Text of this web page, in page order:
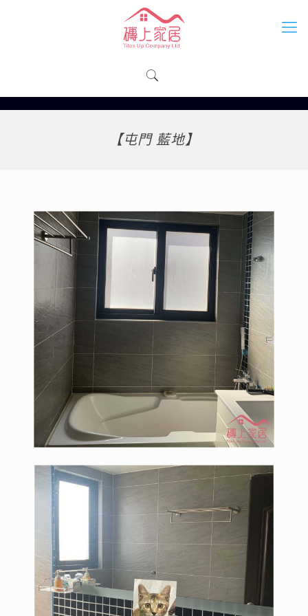
【屯門 藍地】